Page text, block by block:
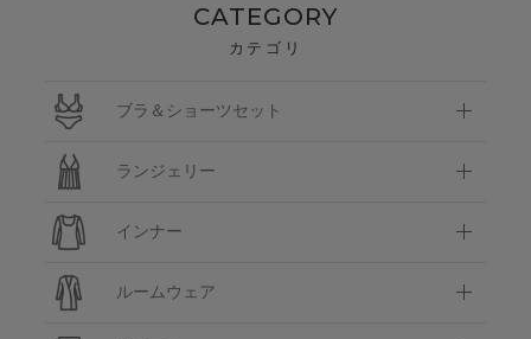
CATEGORY
カテゴリ
ブラ＆ショーツセット
ランジェリー
インナー
ルームウェア